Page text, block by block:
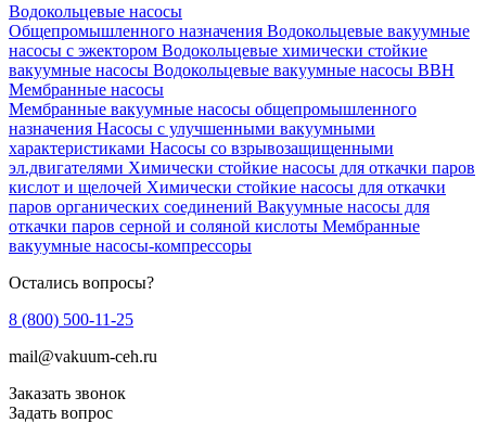
Водокольцевые насосы
Общепромышленного назначения Водокольцевые вакуумные
насосы с эжектором Водокольцевые химически стойкие
вакуумные насосы Водокольцевые вакуумные насосы ВВН
Мембранные насосы
Мембранные вакуумные насосы общепромышленного
назначения Насосы с улучшенными вакуумными
характеристиками Насосы со взрывозащищенными
эл.двигателями Химически стойкие насосы для откачки паров
кислот и щелочей Химически стойкие насосы для откачки
паров органических соединений Вакуумные насосы для
откачки паров серной и соляной кислоты Мембранные
вакуумные насосы-компрессоры
Остались вопросы?
8 (800) 500-11-25
mail@vakuum-ceh.ru
Заказать звонок
Задать вопрос